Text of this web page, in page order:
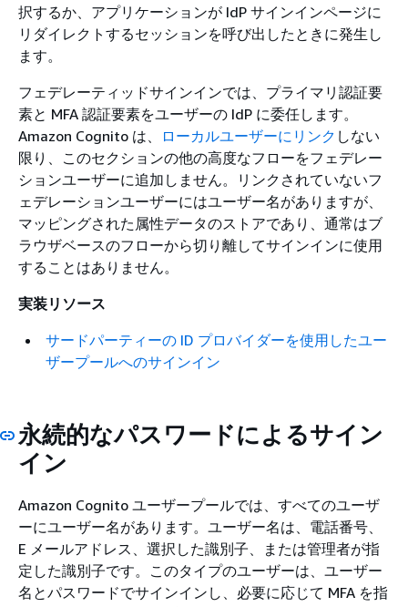
択するか、アプリケーションが IdP サインインページに
リダイレクトするセッションを呼び出したときに発生し
ます。
フェデレーティッドサインインでは、プライマリ認証要
素と MFA 認証要素をユーザーの IdP に委任します。
Amazon Cognito は、
ローカルユーザーにリンク しない
限り、このセクションの他の高度なフローをフェデレー
ションユーザーに追加しません。リンクされていないフ
ェデレーションユーザーにはユーザー名がありますが、
マッピングされた属性データのストアであり、通常はブ
ラウザベースのフローから切り離してサインインに使用
することはありません。
実装リソース
サードパーティーの ID プロバイダーを使用したユー
ザープールへのサインイン
永続的なパスワードによるサイン
イン
Amazon Cognito ユーザープールでは、すべてのユーザ
ーにユーザー名があります。ユーザー名は、電話番号、
E メールアドレス、選択した識別子、または管理者が指
定した識別子です。このタイプのユーザーは、ユーザー
名とパスワードでサインインし、必要に応じて MFA を指